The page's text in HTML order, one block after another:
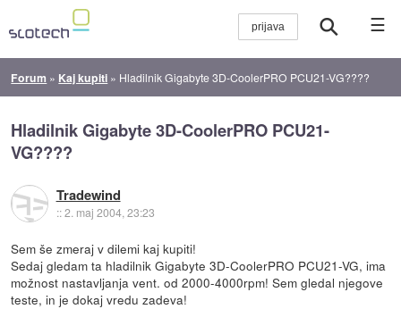
☰
Forum » Kaj kupiti » Hladilnik Gigabyte 3D-CoolerPRO PCU21-VG????
Hladilnik Gigabyte 3D-CoolerPRO PCU21-
VG????
Tradewind
::2. maj 2004, 23:23
Sem še zmeraj v dilemi kaj kupiti!
Sedaj gledam ta hladilnik Gigabyte 3D-CoolerPRO PCU21-VG, ima
možnost nastavljanja vent. od 2000-4000rpm! Sem gledal njegove
teste, in je dokaj vredu zadeva!